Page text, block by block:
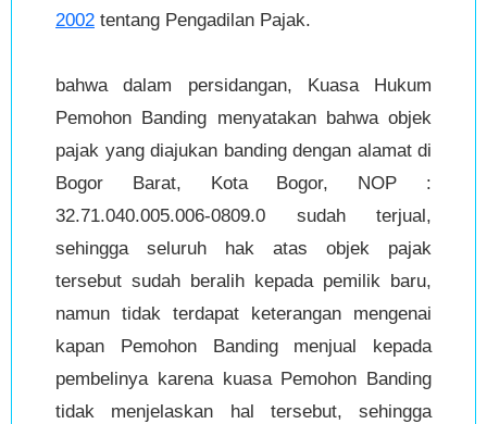
2002 tentang Pengadilan Pajak.
bahwa dalam persidangan, Kuasa Hukum
Pemohon Banding menyatakan bahwa objek
pajak yang diajukan banding dengan alamat di
Bogor Barat, Kota Bogor, NOP :
32.71.040.005.006-0809.0 sudah terjual,
sehingga seluruh hak atas objek pajak
tersebut sudah beralih kepada pemilik baru,
namun tidak terdapat keterangan mengenai
kapan Pemohon Banding menjual kepada
pembelinya karena kuasa Pemohon Banding
tidak menjelaskan hal tersebut, sehingga